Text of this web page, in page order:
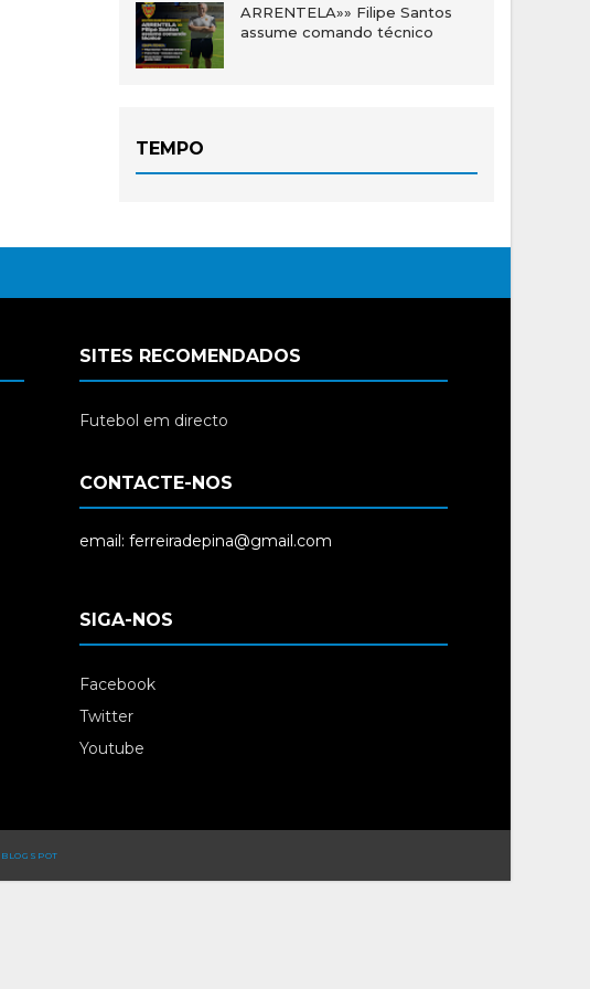
ARRENTELA»» Filipe Santos
assume comando técnico
TEMPO
SITES RECOMENDADOS
Futebol em directo
CONTACTE-NOS
email: ferreiradepina@gmail.com
SIGA-NOS
Facebook
Twitter
Youtube
BLOGSPOT